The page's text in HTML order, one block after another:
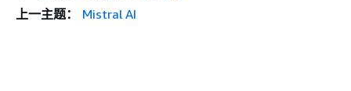
上一主题：
Mistral AI